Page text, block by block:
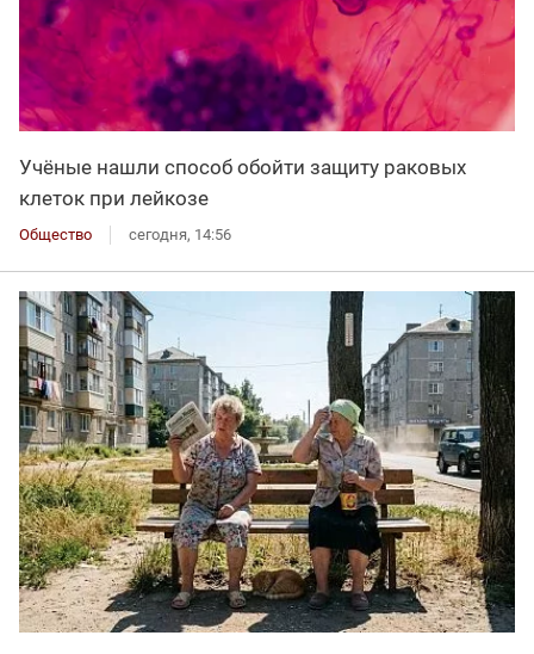
Учёные нашли способ обойти защиту раковых
клеток при лейкозе
Общество сегодня, 14:56